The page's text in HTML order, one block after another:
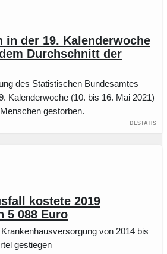
in der 19. Kalenderwoche
Durchschnitt der
des Statistischen Bundesamtes
Kalenderwoche (10. bis 16. Mai 2021)
gestorben.
Destatis
kostete 2019
5 088 Euro
von 2014 bis
gestiegen